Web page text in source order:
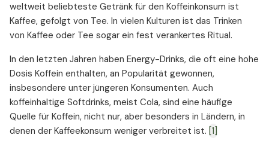
weltweit beliebteste Getränk für den Koffeinkonsum ist
Kaffee, gefolgt von Tee. In vielen Kulturen ist das Trinken
von Kaffee oder Tee sogar ein fest verankertes Ritual.
In den letzten Jahren haben Energy-Drinks, die oft eine hohe
Dosis Koffein enthalten, an Popularität gewonnen,
insbesondere unter jüngeren Konsumenten. Auch
koffeinhaltige Softdrinks, meist Cola, sind eine häufige
Quelle für Koffein, nicht nur, aber besonders in Ländern, in
denen der Kaffeekonsum weniger verbreitet ist. [1]